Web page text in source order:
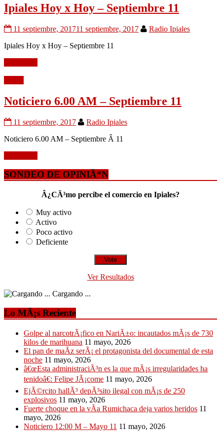
Ipiales Hoy x Hoy – Septiembre 11
11 septiembre, 201711 septiembre, 2017
Radio Ipiales
Ipiales Hoy x Hoy – Septiembre 11
Noticiero 6.00 AM – Septiembre 11
11 septiembre, 2017
Radio Ipiales
Noticiero 6.00 AM – Septiembre Â 11
SONDEO DE OPINIÃ“N
Â¿CÃ³mo percibe el comercio en Ipiales?
Muy activo
Activo
Poco activo
Deficiente
Ver Resultados
Cargando ...
Lo MÃ¡s Reciente
Golpe al narcotrÃ¡fico en NariÃ±o: incautados mÃ¡s de 730
kilos de marihuana 11 mayo, 2026
El pan de maÃ­z serÃ¡ el protagonista del documental de esta
noche 11 mayo, 2026
â€œEsta administraciÃ³n es la que mÃ¡s irregularidades ha
tenidoâ€: Felipe JÃ¡come 11 mayo, 2026
EjÃ©rcito hallÃ³ depÃ³sito ilegal con mÃ¡s de 250
explosivos 11 mayo, 2026
Fuerte choque en la vÃ­a Rumichaca deja varios heridos 11
mayo, 2026
Noticiero 12:00 M – Mayo 11 11 mayo, 2026